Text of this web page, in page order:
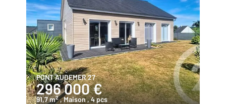
PONT AUDEMER 27
296 000 €
91,7 m2 , Maison, 4 pcs